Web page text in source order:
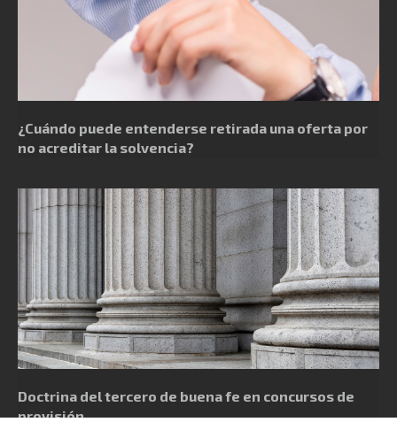
¿Cuándo puede entenderse retirada una oferta por
no acreditar la solvencia?
Doctrina del tercero de buena fe en concursos de
provisión